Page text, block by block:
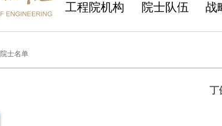
工程院机构 院士队伍 战
院士名单
丁